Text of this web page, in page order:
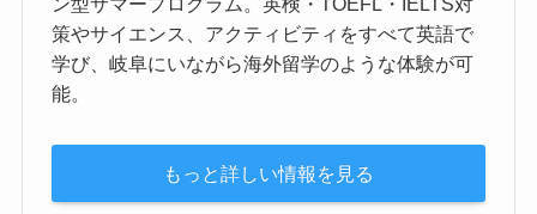
策やサイエンス、アクティビティをすべて英語で
学び、岐阜にいながら海外留学のような体験が可
能。
もっと詳しい情報を見る